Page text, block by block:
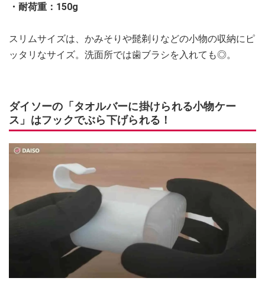
・耐荷重：150g
スリムサイズは、かみそりや髭剃りなどの小物の収納にピ
ッタリなサイズ。洗面所では歯ブラシを入れても◎。
ダイソーの「タオルバーに掛けられる小物ケー
ス」はフックでぶら下げられる！